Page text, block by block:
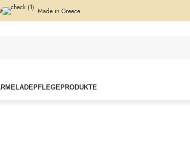
Made in Greece
PFLEGEPRODUKTE